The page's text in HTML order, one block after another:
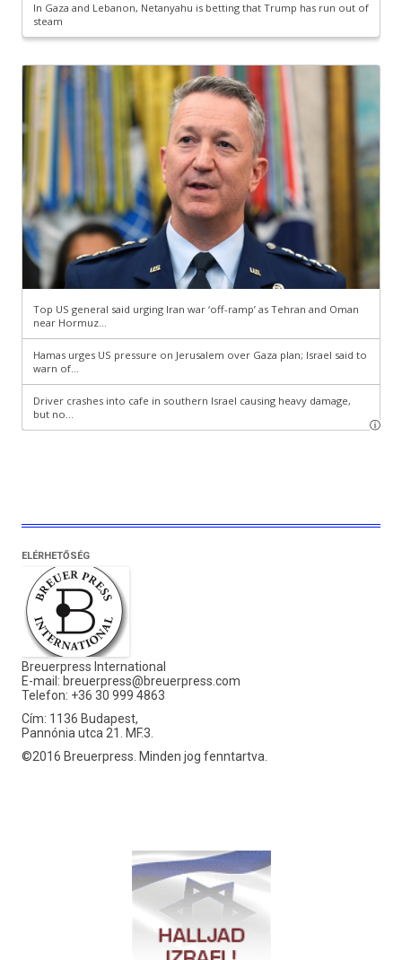
ELÉRHETŐSÉG
Breuerpress International
E-mail: breuerpress@breuerpress.com
Telefon: +36 30 999 4863
Cím: 1136 Budapest,
Pannónia utca 21. MF.3.
©2016 Breuerpress. Minden jog fenntartva.